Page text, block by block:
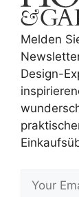
Melden
Design-